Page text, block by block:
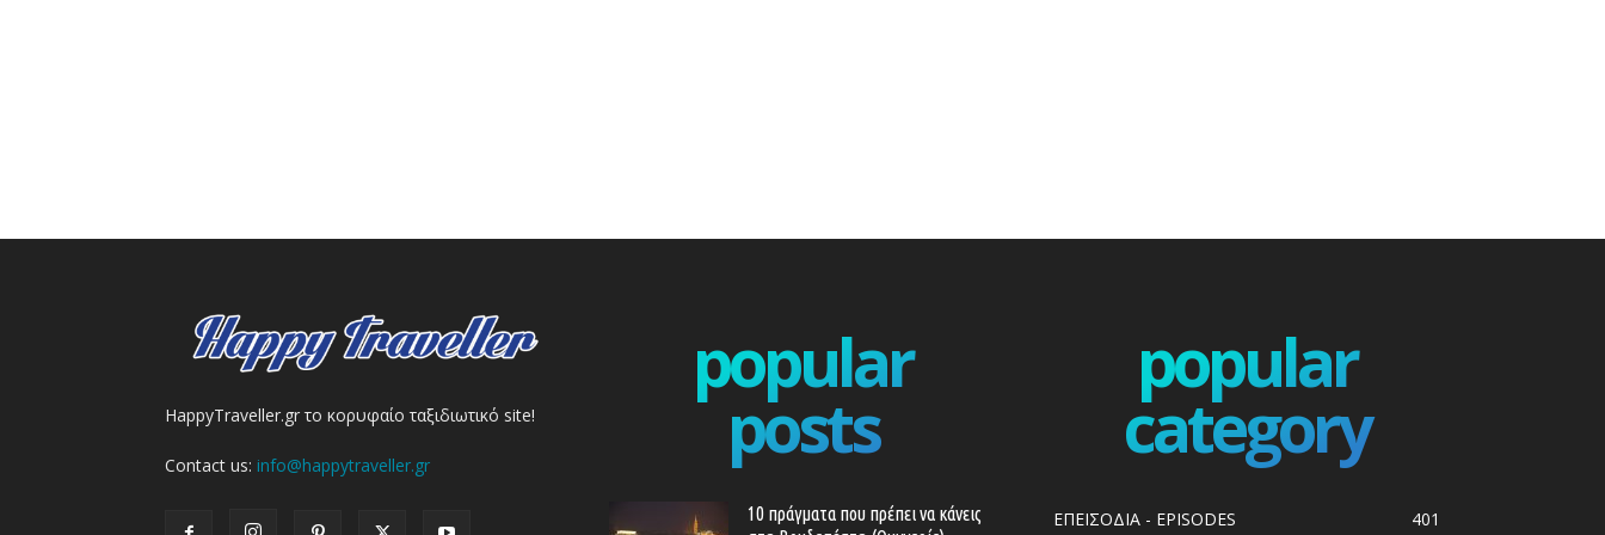
HappyTraveller.gr το κορυφαίο ταξιδιωτικό site!
Contact us: info@happytraveller.gr
popular
posts
10 πράγματα που πρέπει να κάνεις
popular
category
ΕΠΕΙΣΟΔΙΑ - EPISODES 401